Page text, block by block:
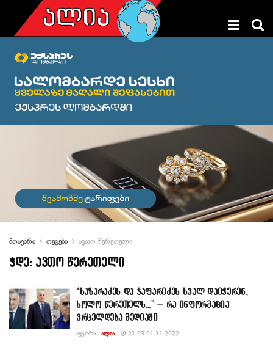
მთავარი თეგები ავთო წერეთელი
ჭდე: ავთო წერეთელი
“ხაზარაძეს და ჯაფარიძეს ხვალ დაიჭერენ,
ხოლო წერეთელს…” – რა ინფორმაცია
ვრცელდება მედიაში
ᲐᲕᲢᲝᲠᲘ - ᲐᲚᲘᲐ 21:03 01-11-2022